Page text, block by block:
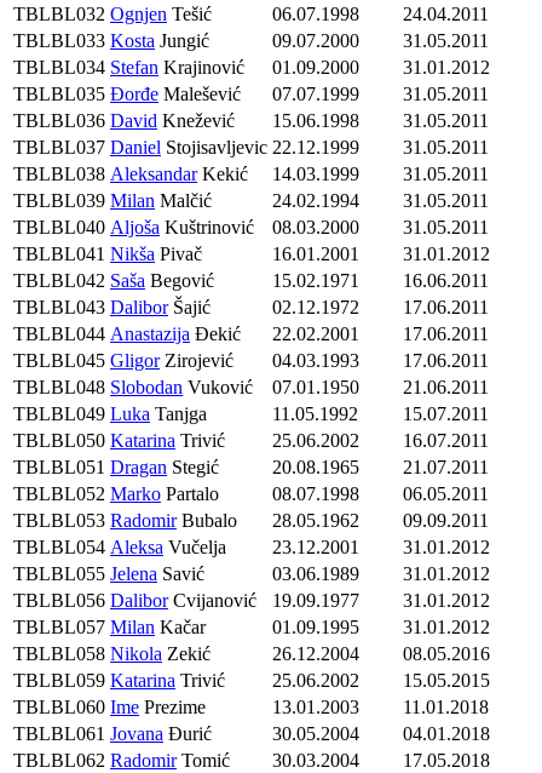
TBLBL032 Ognjen Tešić 06.07.1998
24.04.2011
TBLBL033 Kosta Jungić 09.07.2000
31.05.2011
TBLBL034 Stefan Krajinović 01.09.2000
31.01.2012
TBLBL035 Đorđe Malešević 07.07.1999
31.05.2011
TBLBL036 David Knežević 15.06.1998
31.05.2011
TBLBL037 Daniel Stojisavljevic 22.12.1999
31.05.2011
TBLBL038 AleksandarKekić 14.03.1999
31.05.2011
TBLBL039 Milan Malčić 24.02.1994
31.05.2011
TBLBL040 Aljoša Kuštrinović 08.03.2000
31.05.2011
TBLBL041 Nikša Pivač 16.01.2001
31.01.2012
TBLBL042 Saša Begović 15.02.1971
16.06.2011
TBLBL043 DaliborŠajić 02.12.1972
17.06.2011
TBLBL044 Anastazija Đekić 22.02.2001
17.06.2011
TBLBL045 GligorZirojević 04.03.1993
17.06.2011
TBLBL048 Slobodan Vuković 07.01.1950
21.06.2011
TBLBL049 Luka Tanjga 11.05.1992
15.07.2011
TBLBL050 Katarina Trivić 25.06.2002
16.07.2011
TBLBL051 Dragan Stegić 20.08.1965
21.07.2011
TBLBL052 Marko Partalo 08.07.1998
06.05.2011
TBLBL053 RadomirBubalo 28.05.1962
09.09.2011
TBLBL054 Aleksa Vučelja 23.12.2001
31.01.2012
TBLBL055 Jelena Savić 03.06.1989
31.01.2012
TBLBL056 DaliborCvijanović 19.09.1977
31.01.2012
TBLBL057 Milan Kačar 01.09.1995
31.01.2012
TBLBL058 Nikola Zekić 26.12.2004
08.05.2016
TBLBL059 Katarina Trivić 25.06.2002
15.05.2015
TBLBL060 Ime Prezime 13.01.2003
11.01.2018
TBLBL061 Jovana Đurić 30.05.2004
04.01.2018
TBLBL062 RadomirTomić 30.03.2004
17.05.2018